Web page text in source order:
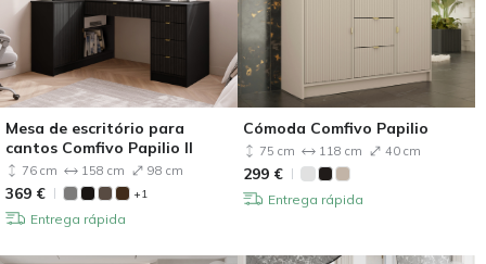
Mesa de escritório para
cantos Comfivo Papilio II
76 cm 158 cm 98 cm
369 € +1
Entrega rápida
Cómoda Comfivo Papilio
75 cm 118 cm 40 cm
299 €
Entrega rápida